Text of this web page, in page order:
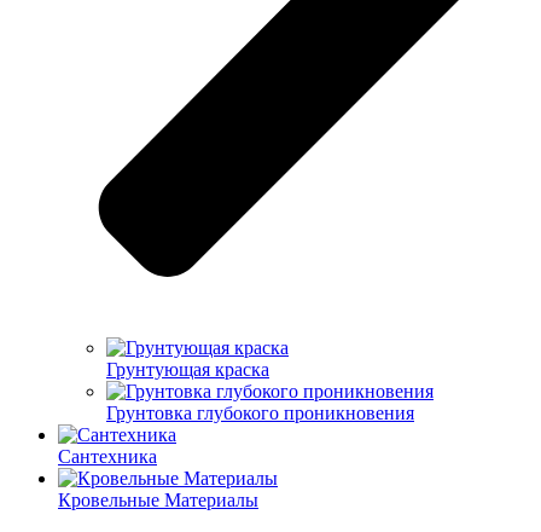
Грунтующая краска
Грунтовка глубокого проникновения
Сантехника
Кровельные Материалы